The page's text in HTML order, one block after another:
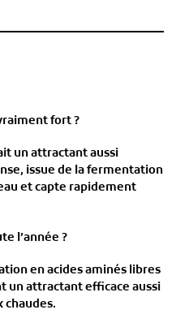
fort ?
un attractant aussi
issue de la fermentation
et capte rapidement
l’année ?
en acides aminés libres
un attractant efficace aussi
chaudes.